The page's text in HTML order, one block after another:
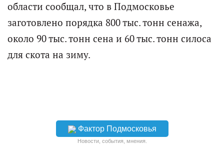
области сообщал, что в Подмосковье
заготовлено порядка 800 тыс. тонн сенажа,
около 90 тыс. тонн сена и 60 тыс. тонн силоса
для скота на зиму.
Фактор Подмосковья
Новости, события, мнения.